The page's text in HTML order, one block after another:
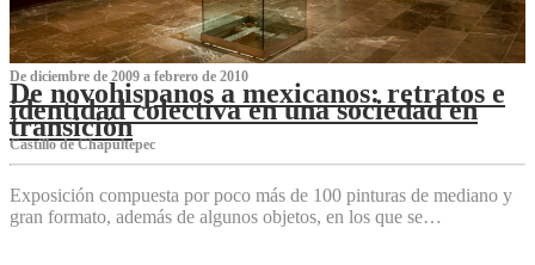
De diciembre de 2009 a febrero de 2010
De novohispanos a mexicanos: retratos e
identidad colectiva en una sociedad en
transición
Castillo de Chapultepec
Exposición compuesta por poco más de 100 pinturas de mediano y
gran formato, además de algunos objetos, en los que se…